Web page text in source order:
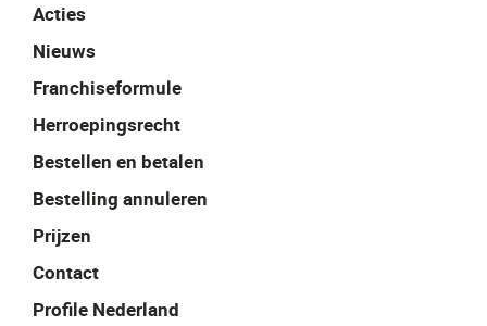
Acties
Nieuws
Franchiseformule
Herroepingsrecht
Bestellen en betalen
Bestelling annuleren
Prijzen
Contact
Profile Nederland